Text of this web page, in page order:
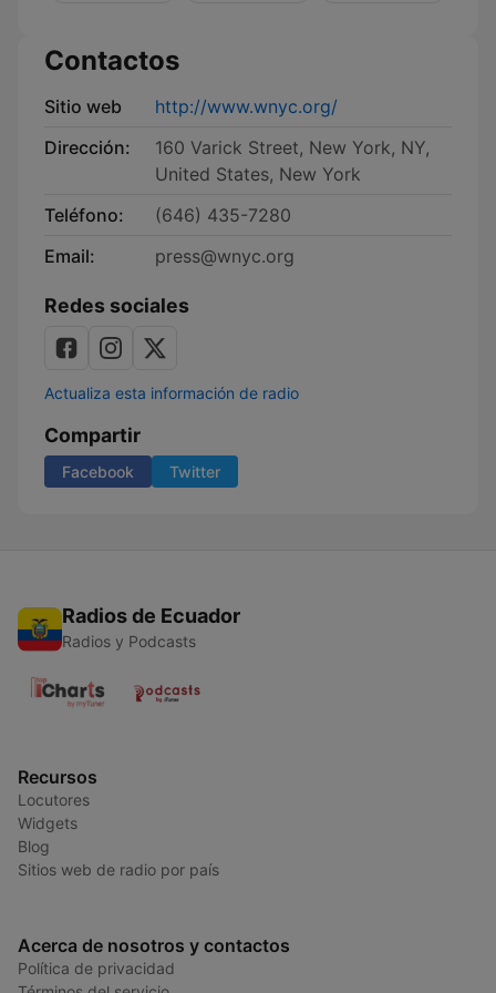
Contactos
Sitio web
http://www.wnyc.org/
Dirección:
160 Varick Street, New York, NY,
United States, New York
Teléfono:
(646) 435-7280
Email:
press@wnyc.org
Redes sociales
Actualiza esta información de radio
Compartir
Facebook Twitter
Radios de Ecuador
Radios y Podcasts
Recursos
Locutores
Widgets
Blog
Sitios web de radio por país
Acerca de nosotros y contactos
Política de privacidad